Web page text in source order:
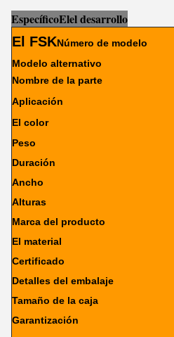
EspecíficoElel desarrollo
El FSKNúmero de modelo
Modelo alternativo
Nombre de la parte
Aplicación
El color
Peso
Duración
Ancho
Alturas
Marca del producto
El material
Certificado
Detalles del embalaje
Tamaño de la caja
Garantización